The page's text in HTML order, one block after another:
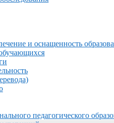
и оснащенность
педагогического